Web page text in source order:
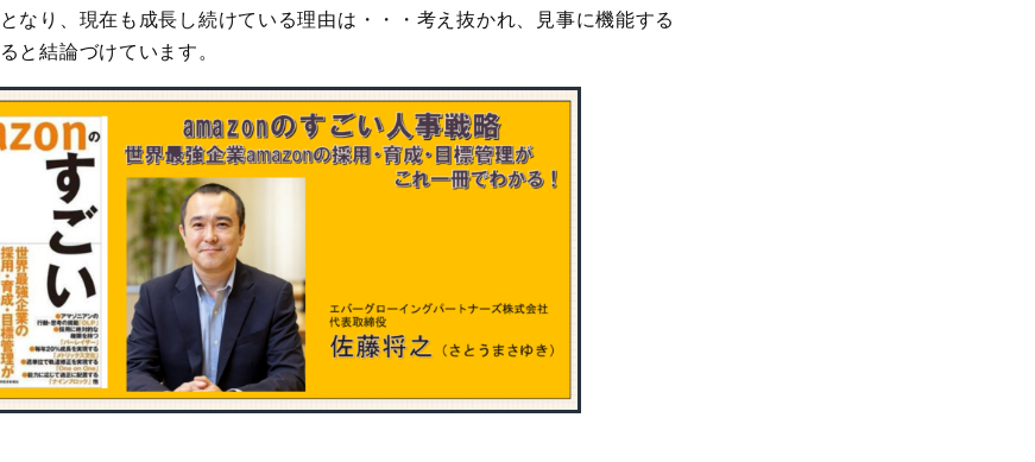
なり、現在も成長し続けている理由は・・・考え抜かれ、見事に機能する
と結論づけています。